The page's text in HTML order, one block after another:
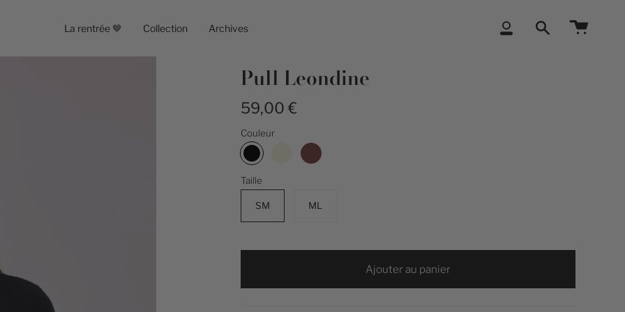
La rentrée 🤎 Collection Archives Compte Recherche
Pull Leondine
59,00 €
Couleur
Noir
Taille
SM ML
Ajouter au panier